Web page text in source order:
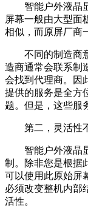
智能户外液晶显
屏幕一般由大型面
相似，而原屏厂商
不同的制造商意
造商通常会联系制
会找到代理商。因
提供的服务是全方
题。但是，这些服
第二，灵活性
智能户外液晶显
制。除非您是根据
可以使用此原始屏
必须改变整机内部
活性。